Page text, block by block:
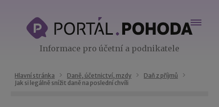
Informace pro účetní a podnikatele
Hlavní stránka Daně, účetnictví, mzdy
Daň z příjmů
Jak si legálně snížit daně na poslední chvíli